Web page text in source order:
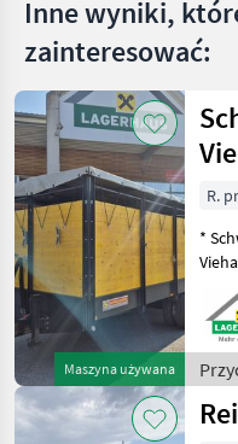
Inne wyniki,
zainteresować:
Maszyna używana
500
R.
*
mit